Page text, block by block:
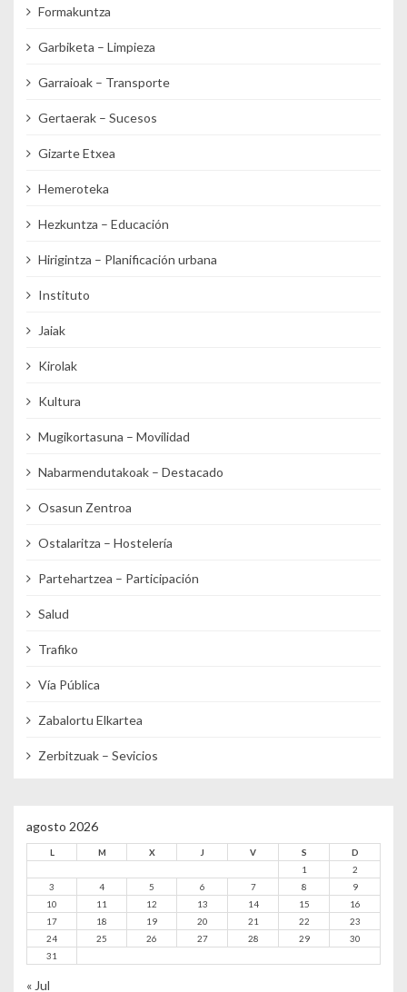
Formakuntza
Garbiketa – Limpieza
Garraioak – Transporte
Gertaerak – Sucesos
Gizarte Etxea
Hemeroteka
Hezkuntza – Educación
Hirigintza – Planificación urbana
Instituto
Jaiak
Kirolak
Kultura
Mugikortasuna – Movilidad
Nabarmendutakoak – Destacado
Osasun Zentroa
Ostalaritza – Hostelería
Partehartzea – Participación
Salud
Trafiko
Vía Pública
Zabalortu Elkartea
Zerbitzuak – Sevicios
agosto 2026
L M X J V S
D
1
2
3
4 5 6 7 8
9
10
11 12 13 14 15
16
17
18 19 20 21 22
23
24
25 26 27 28 29
30
31
« Jul